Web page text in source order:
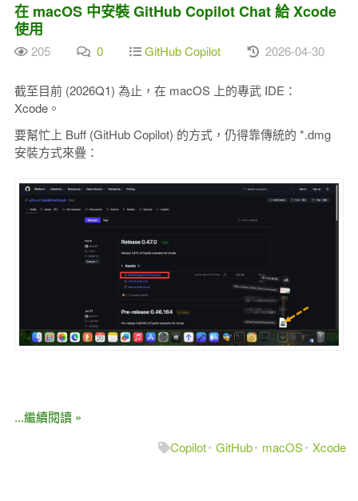
在 macOS 中安裝 GitHub Copilot Chat 給 Xcode
使用
205 0 GitHub Copilot 2026-04-30
截至目前 (2026Q1) 為止，在 macOS 上的專武 IDE：
Xcode。
要幫忙上 Buff (GitHub Copilot) 的方式，仍得靠傳統的 *.dmg
安裝方式來疊：
...繼續閱讀 »
Copilot GitHub macOS Xcode